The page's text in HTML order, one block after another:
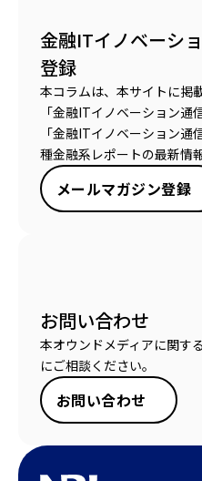
金融ITイノベーシ
登録
本コラムは、本サイトに掲
「金融ITイノベーション通
「金融ITイノベーション
種金融系レポートの最新情
メールマガジン登録
お問い合わせ
本オウンドメディアに関す
にご相談ください。
お問い合わせ